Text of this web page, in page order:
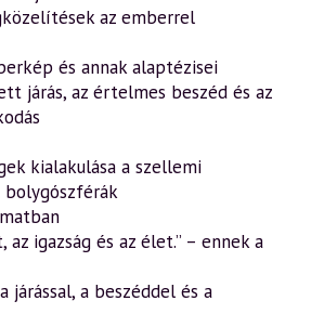
az emberrel
és annak alaptézisei
járás, az értelmes beszéd és az
kialakulása a szellemi
bolygószférák
az igazság és az élet.” – ennek a
járással, a beszéddel és a